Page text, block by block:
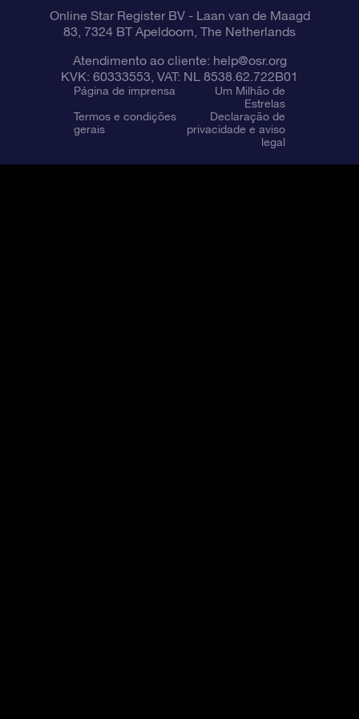
Online Star Register BV- Laan van de Maagd
83, 7324 BT Apeldoorn, The Netherlands
Atendimento ao cliente: help@osr.org
KVK: 60333553, VAT: NL 8538.62.722B01
Página de imprensa
Um Milhão de
Estrelas
Termos e condições
gerais
Declaração de
privacidade e aviso
legal